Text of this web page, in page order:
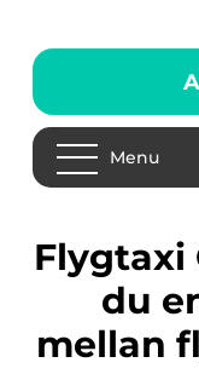
Menu
Flygtaxi Östersund så får
du
mellan